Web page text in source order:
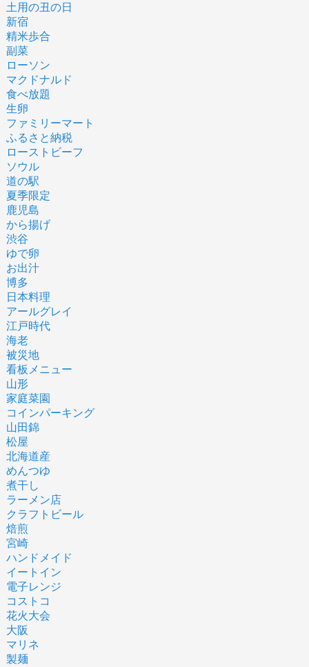
土用の丑の日
新宿
精米歩合
副菜
ローソン
マクドナルド
食べ放題
生卵
ファミリーマート
ふるさと納税
ローストビーフ
ソウル
道の駅
夏季限定
鹿児島
から揚げ
渋谷
ゆで卵
お出汁
博多
日本料理
アールグレイ
江戸時代
海老
被災地
看板メニュー
山形
家庭菜園
コインパーキング
山田錦
松屋
北海道産
めんつゆ
煮干し
ラーメン店
クラフトビール
焙煎
宮崎
ハンドメイド
イートイン
電子レンジ
コストコ
花火大会
大阪
マリネ
製麺